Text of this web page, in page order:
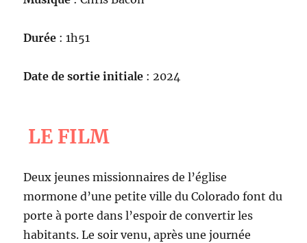
Durée : 1h51
Date de sortie initiale : 2024
LE FILM
Deux jeunes missionnaires de l’église
mormone d’une petite ville du Colorado font du
porte à porte dans l’espoir de convertir les
habitants. Le soir venu, après une journée